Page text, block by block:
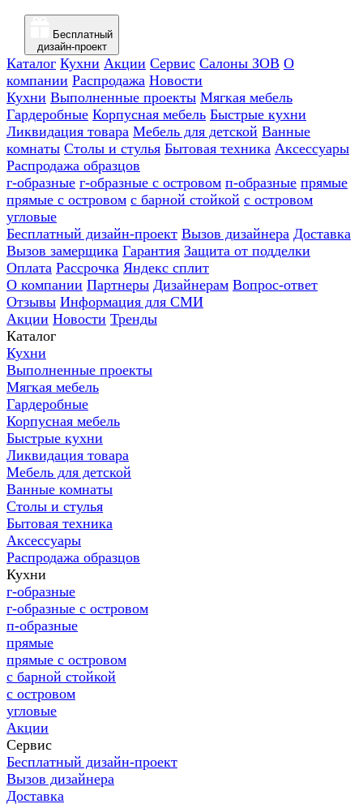
Бесплатный
дизайн-проект
Каталог Кухни Акции Сервис Салоны ЗОВ О
компании Распродажа Новости
Кухни Выполненные проекты Мягкая мебель
Гардеробные Корпусная мебель Быстрые кухни
Ликвидация товара Мебель для детской Ванные
комнаты Столы и стулья Бытовая техника Аксессуары
Распродажа образцов
г-образные г-образные с островом п-образные прямые
прямые с островом с барной стойкой с островом
угловые
Бесплатный дизайн-проект Вызов дизайнера Доставка
Вызов замерщика Гарантия Защита от подделки
Оплата Рассрочка Яндекс сплит
О компании Партнеры Дизайнерам Вопрос-ответ
Отзывы Информация для СМИ
Акции Новости Тренды
Каталог
Кухни
Выполненные проекты
Мягкая мебель
Гардеробные
Корпусная мебель
Быстрые кухни
Ликвидация товара
Мебель для детской
Ванные комнаты
Столы и стулья
Бытовая техника
Аксессуары
Распродажа образцов
Кухни
г-образные
г-образные с островом
п-образные
прямые
прямые с островом
с барной стойкой
с островом
угловые
Акции
Сервис
Бесплатный дизайн-проект
Вызов дизайнера
Доставка